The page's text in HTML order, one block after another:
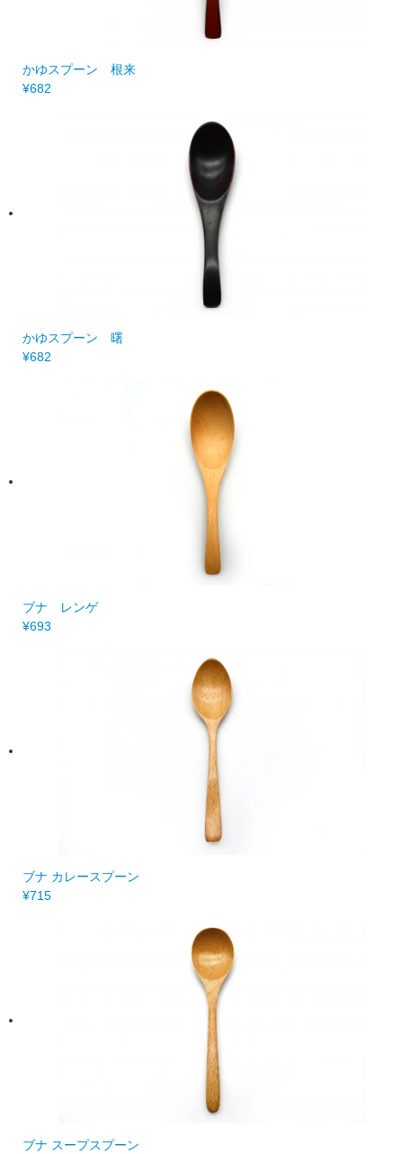
かゆスプーン 根来
¥682
かゆスプーン 曙
¥682
ブナ レンゲ
¥693
ブナ カレースプーン
¥715
ブナ スープスプーン